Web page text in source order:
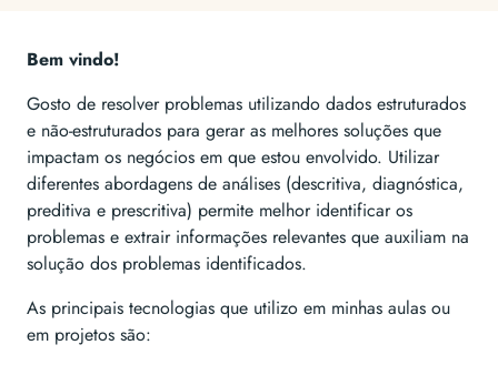
Bem vindo!
Gosto de resolver problemas utilizando dados estruturados
e não-estruturados para gerar as melhores soluções que
impactam os negócios em que estou envolvido. Utilizar
diferentes abordagens de análises (descritiva, diagnóstica,
preditiva e prescritiva) permite melhor identificar os
problemas e extrair informações relevantes que auxiliam na
solução dos problemas identificados.
As principais tecnologias que utilizo em minhas aulas ou
em projetos são: